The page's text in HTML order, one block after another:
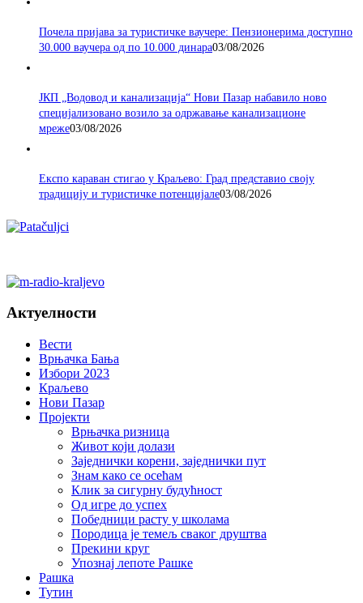
Почела пријава за туристичке ваучере: Пензионерима доступно
30.000 ваучера од по 10.000 динара03/08/2026
ЈКП „Водовод и канализација“ Нови Пазар набавило ново
специјализовано возило за одржавање канализационе
мреже03/08/2026
Експо караван стигао у Краљево: Град представио своју
традицију и туристичке потенцијале03/08/2026
Актуелности
Вести
Врњачка Бања
Избори 2023
Краљево
Нови Пазар
Пројекти
Врњачка ризница
Живот који долази
Заједнички корени, заједнички пут
Знам како се осећам
Клик за сигурну будућност
Од игре до успех
Победници расту у школама
Породица је темељ сваког друштва
Прекини круг
Упознај лепоте Рашке
Рашка
Тутин